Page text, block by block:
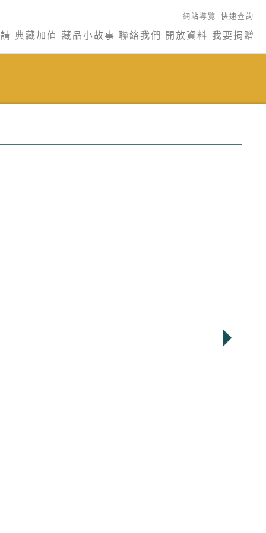
網站導覽 快速查詢
典藏加值 藏品小故事 聯絡我們 開放資料 我要捐贈